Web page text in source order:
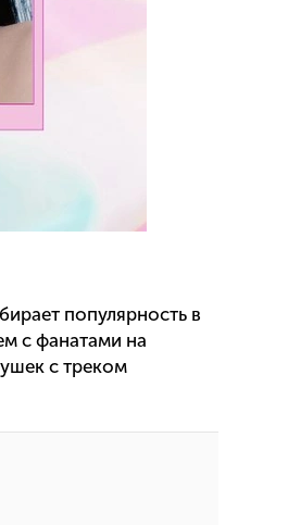
популярность в
с фанатами на
с треком